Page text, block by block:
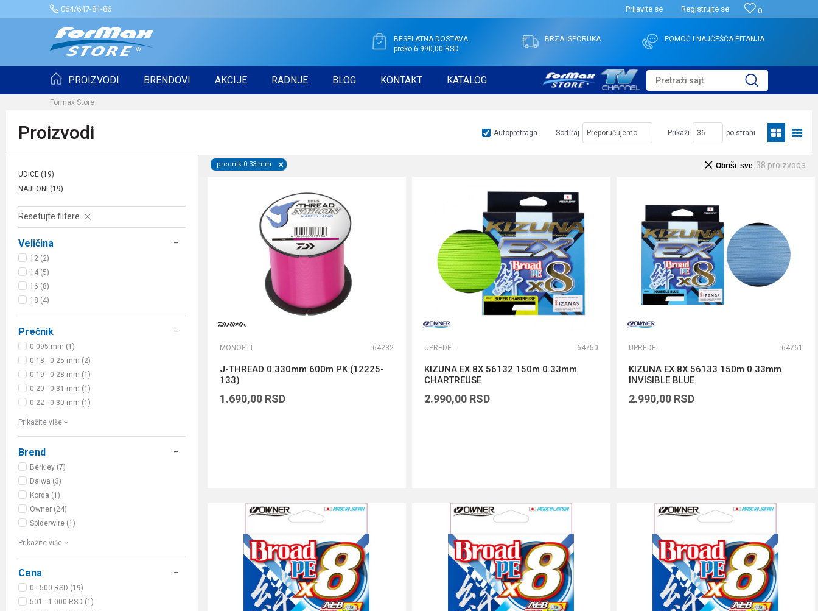
064/647-81-86 0
Prijavite se Registrujte se
BESPLATNA DOSTAVA
preko 6.990,00 RSD
BRZA ISPORUKA POMOĆ I NAJČEŠĆA PITANJA
PROIZVODI BRENDOVI AKCIJE RADNJE BLOG KONTAKT KATALOG Pretraži sajt
Formax Store
Proizvodi Autopretraga Sortiraj Prikaži po strani
UDICE (19)
NAJLONI (19)
Resetujte filtere
Veličina
12 (2)
14 (5)
16 (8)
18 (4)
Prečnik
0.095 mm (1)
0.18 - 0.25 mm (2)
0.19 - 0.28 mm (1)
0.20 - 0.31 mm (1)
0.22 - 0.30 mm (1)
Prikažite više
Brend
Berkley (7)
Daiwa (3)
Korda (1)
Owner (24)
Spiderwire (1)
Prikažite više
Cena
0 - 500 RSD (19)
501 - 1.000 RSD (1)
precnik-0-33-mm 38 proizvoda
Obriši sve
MONOFILI 64232
J-THREAD 0.330mm 600m PK (12225-
133)
1.690,00 RSD
UPREDENE STRUNE 64750
KIZUNA EX 8X 56132 150m 0.33mm
CHARTREUSE
2.990,00 RSD
UPREDENE STRUNE 64761
KIZUNA EX 8X 56133 150m 0.33mm
INVISIBLE BLUE
2.990,00 RSD